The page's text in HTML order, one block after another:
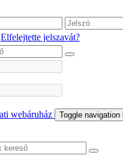
Elfelejtette jelszavát?
Toggle navigation